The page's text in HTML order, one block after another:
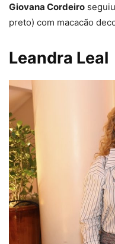
Giovana Cordeiro
preto) com macacão
Leandra Leal